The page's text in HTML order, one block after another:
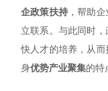
企政策扶持 ，帮助
立联系。与此同时
快人才的培养，从
身优势产业聚集的特